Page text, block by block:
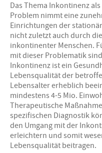
Das Thema Inkontinenz
Problem nimmt eine
Einrichtungen der
nicht zuletzt auch durch
inkontinenter Menschen.
mit dieser Problematik
Inkontinenz ist ein
Lebensqualität der
Lebensalter erheblich
mindestens 4-5 Mio.
Therapeutische
spezifischen Diagnostik
den Umgang mit der
erleichtern und somit
Lebensqualität beitragen.